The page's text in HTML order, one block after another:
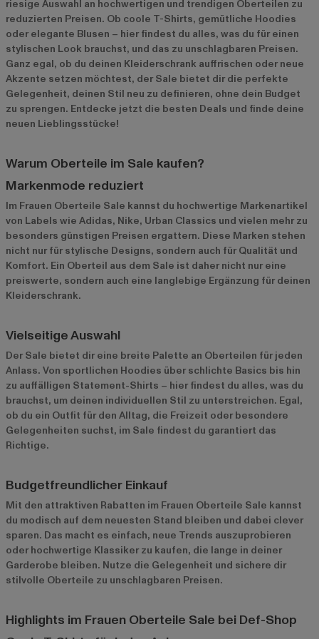
riesige Auswahl an hochwertigen und trendigen Oberteilen zu
reduzierten Preisen. Ob coole T-Shirts, gemütliche Hoodies
oder elegante Blusen – hier findest du alles, was du für einen
stylischen Look brauchst, und das zu unschlagbaren Preisen.
Ganz egal, ob du deinen Kleiderschrank auffrischen oder neue
Akzente setzen möchtest, der Sale bietet dir die perfekte
Gelegenheit, deinen Stil neu zu definieren, ohne dein Budget
zu sprengen. Entdecke jetzt die besten Deals und finde deine
neuen Lieblingsstücke!
Warum Oberteile im Sale kaufen?
Markenmode reduziert
Im Frauen Oberteile Sale kannst du hochwertige Markenartikel
von Labels wie Adidas, Nike, Urban Classics und vielen mehr zu
besonders günstigen Preisen ergattern. Diese Marken stehen
nicht nur für stylische Designs, sondern auch für Qualität und
Komfort. Ein Oberteil aus dem Sale ist daher nicht nur eine
preiswerte, sondern auch eine langlebige Ergänzung für deinen
Kleiderschrank.
Vielseitige Auswahl
Der Sale bietet dir eine breite Palette an Oberteilen für jeden
Anlass. Von sportlichen Hoodies über schlichte Basics bis hin
zu auffälligen Statement-Shirts – hier findest du alles, was du
brauchst, um deinen individuellen Stil zu unterstreichen. Egal,
ob du ein Outfit für den Alltag, die Freizeit oder besondere
Gelegenheiten suchst, im Sale findest du garantiert das
Richtige.
Budgetfreundlicher Einkauf
Mit den attraktiven Rabatten im Frauen Oberteile Sale kannst
du modisch auf dem neuesten Stand bleiben und dabei clever
sparen. Das macht es einfach, neue Trends auszuprobieren
oder hochwertige Klassiker zu kaufen, die lange in deiner
Garderobe bleiben. Nutze die Gelegenheit und sichere dir
stilvolle Oberteile zu unschlagbaren Preisen.
Highlights im Frauen Oberteile Sale bei Def-Shop